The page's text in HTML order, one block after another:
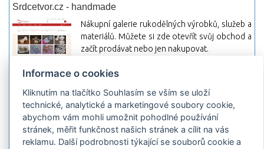
Srdcetvor.cz - handmade
Nákupní galerie rukodělných výrobků, služeb a
materiálů. Můžete si zde otevřít svůj obchod a
začít prodávat nebo jen nakupovat.
Hledej-hosting.cz - webhosting, VPS
Přehled webhostingových, multihosting a VPS
hosting programů s možností jejich
pokročilého vyhledávání a porovnávání.
Najděte si jednoduše vhodný hosting.
Informace o cookies
Kliknutím na tlačítko Souhlasím se vším se uloží
technické, analytické a marketingové soubory cookie,
abychom vám mohli umožnit pohodlné používání
stránek, měřit funkčnost našich stránek a cílit na vás
reklamu. Další podrobnosti týkající se souborů cookie a